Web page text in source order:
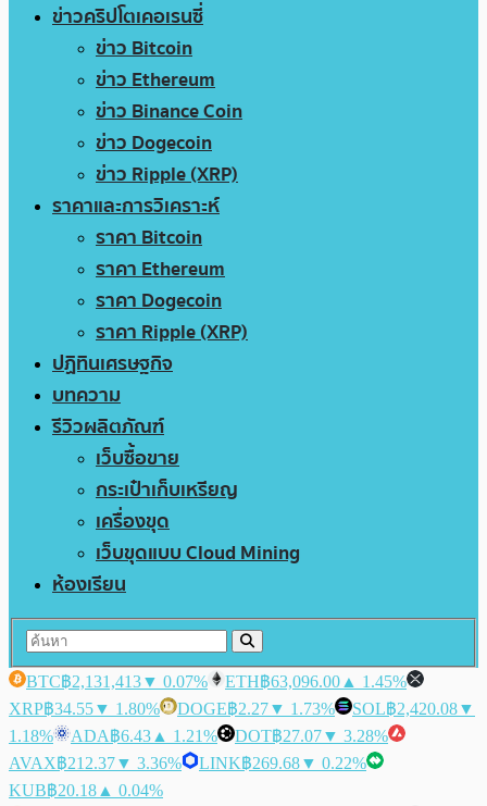
ข่าวคริปโตเคอเรนซี่
ข่าว Bitcoin
ข่าว Ethereum
ข่าว Binance Coin
ข่าว Dogecoin
ข่าว Ripple (XRP)
ราคาและการวิเคราะห์
ราคา Bitcoin
ราคา Ethereum
ราคา Dogecoin
ราคา Ripple (XRP)
ปฏิทินเศรษฐกิจ
บทความ
รีวิวผลิตภัณฑ์
เว็บซื้อขาย
กระเป๋าเก็บเหรียญ
เครื่องขุด
เว็บขุดแบบ Cloud Mining
ห้องเรียน
BTC฿2,131,413▼ 0.07% ETH฿63,096.00 ▲ 1.45%
XRP฿34.55▼ 1.80% DOGE฿2.27▼ 1.73% SOL฿2,420.08▼
1.18%
ADA฿6.43 ▲ 1.21% DOT฿27.07▼ 3.28%
AVAX฿212.37▼ 3.36% LINK฿269.68▼ 0.22%
KUB฿20.18 ▲ 0.04%